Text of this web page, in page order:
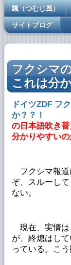
飄（つむじ風）
サイトブログ
フクシマ
これは分
ドイツZDF フ
か？？！
の日本語吹き替
分かりやすいの
フクシマ報道
ぞ、スルーし
ない。
現在、実情は
が、終熄はし
っている。こう